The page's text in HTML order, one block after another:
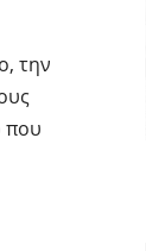
την
που